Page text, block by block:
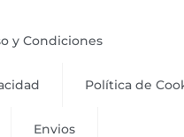
y Condiciones
Política de
Envios